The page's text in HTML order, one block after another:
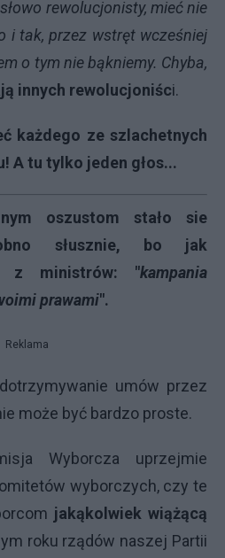
rewolucjonisty, mieć nie
i tak, przez wstręt wcześniej
o tym nie bąkniemy. Chyba,
innych rewolucjoniści.
każdego ze szlachetnych
A tu tylko jeden głos...
oszustom stało sie
słusznie, bo jak
z ministrów: "kampania
prawami".
Reklama
umów przez
może być bardzo proste.
Wyborcza uprzejmie
wyborczych, czy te
jakąkolwiek wiążącą
roku rządów naszej Partii